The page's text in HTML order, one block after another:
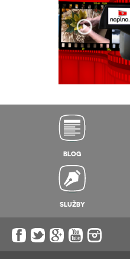
BLOG
SLUŽBY